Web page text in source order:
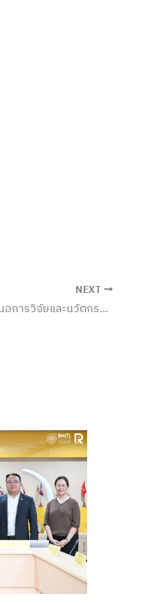
NEXT
สำนักงานการวิจัยแห่งชาติ (วช.) เปิดรับข้อเสนอการวิจัยและนวัตกรรม ประจำปีงบประมาณ 2570